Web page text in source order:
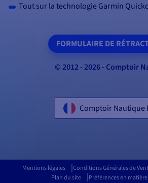
Tout sur la technologie Garmin
FORMULAIRE DE
© 2012 - 2026 - Comptoir
Comptoir Nautique
Mentions légales Conditions Générales de
Plan du site
Préférences en